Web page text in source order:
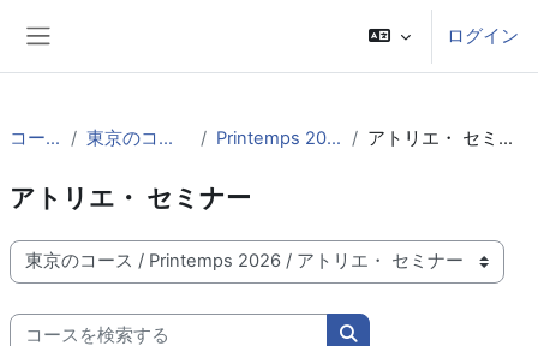
ログイン
コース 東京のコース Printemps 2026 アトリエ・ セミナー
アトリエ・ セミナー
コースカテゴリ
コースを検索する